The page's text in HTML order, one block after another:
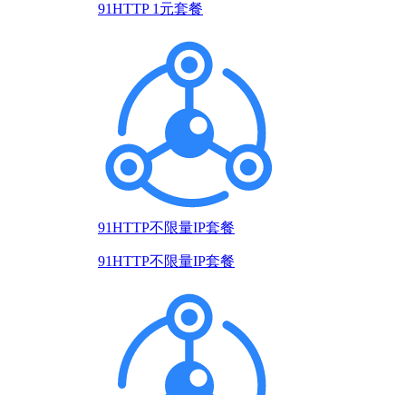
91HTTP 1元套餐
91HTTP不限量IP套餐
91HTTP不限量IP套餐